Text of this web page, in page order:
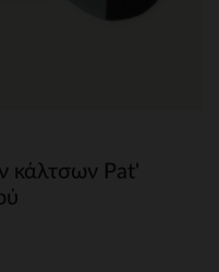
κάλτσων Pat'